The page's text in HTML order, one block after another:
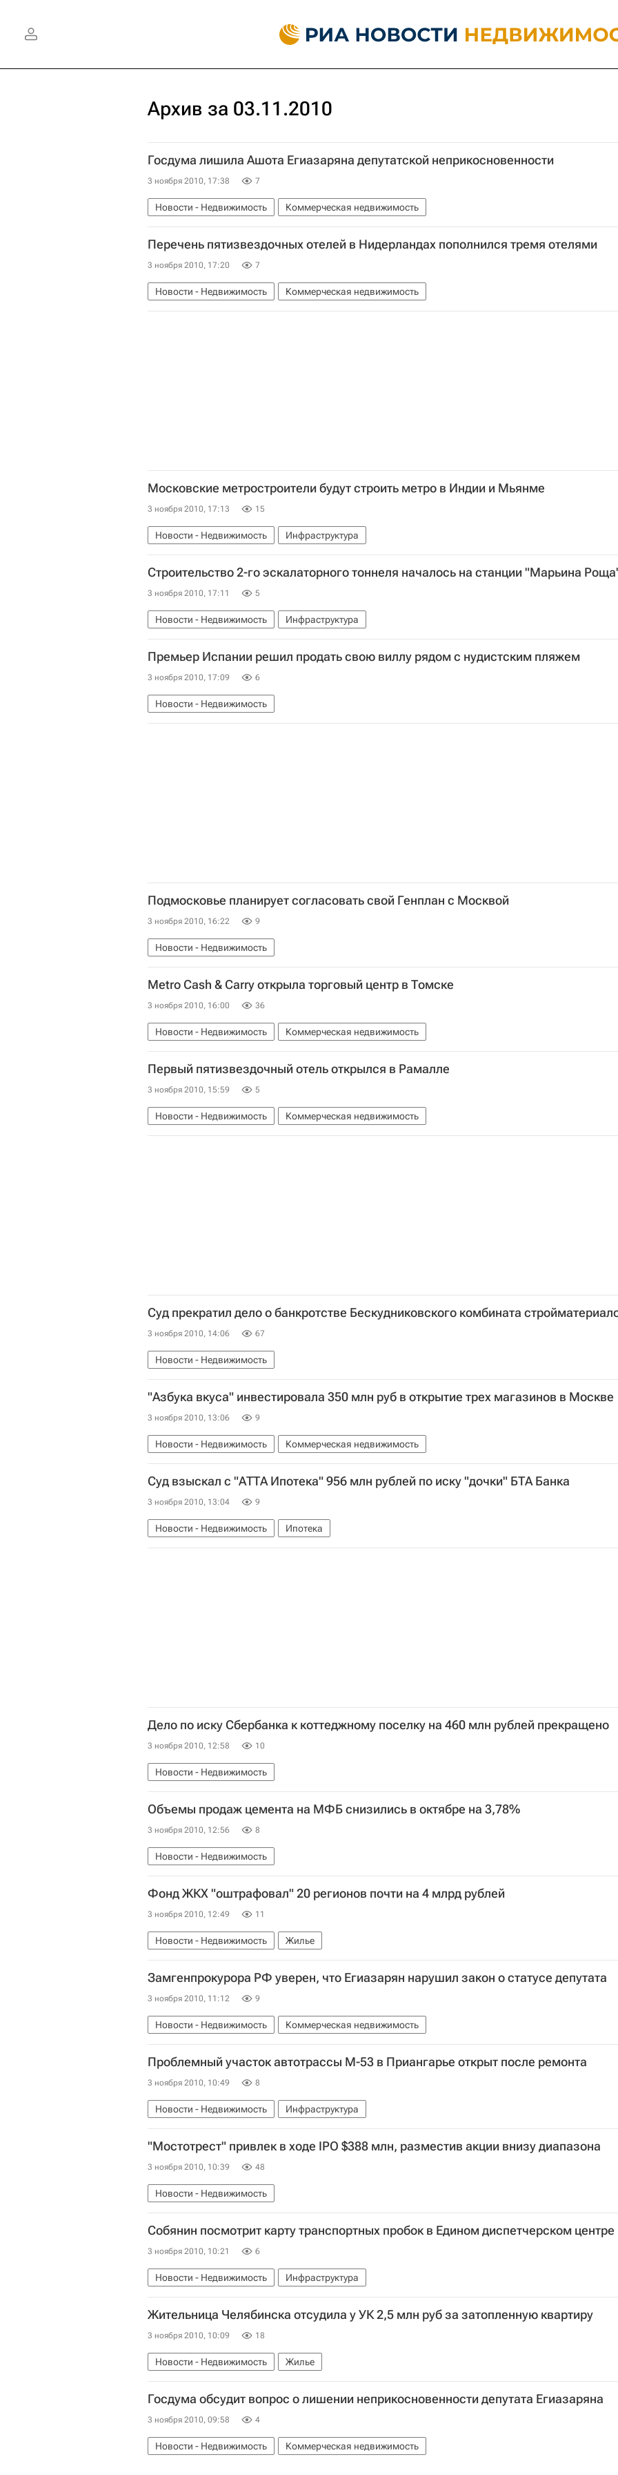
Архив за 03.11.2010
Госдума лишила Ашота Егиазаряна депутатской неприкосновенности
3 ноября 2010, 17:38 7
Новости - Недвижимость Коммерческая недвижимость
Перечень пятизвездочных отелей в Нидерландах пополнился тремя отелями
3 ноября 2010, 17:20 7
Новости - Недвижимость Коммерческая недвижимость
Московские метростроители будут строить метро в Индии и Мьянме
3 ноября 2010, 17:13 15
Новости - Недвижимость Инфраструктура
Строительство 2-го эскалаторного тоннеля началось на станции "Марьина
3 ноября 2010, 17:11 5
Новости - Недвижимость Инфраструктура
Премьер Испании решил продать свою виллу рядом с нудистским пляжем
3 ноября 2010, 17:09 6
Новости - Недвижимость
Подмосковье планирует согласовать свой Генплан с Москвой
3 ноября 2010, 16:22 9
Новости - Недвижимость
Metro Cash & Carry открыла торговый центр в Томске
3 ноября 2010, 16:00 36
Новости - Недвижимость Коммерческая недвижимость
Первый пятизвездочный отель открылся в Рамалле
3 ноября 2010, 15:59 5
Новости - Недвижимость Коммерческая недвижимость
Суд прекратил дело о банкротстве Бескудниковского комбината
3 ноября 2010, 14:06 67
Новости - Недвижимость
"Азбука вкуса" инвестировала 350 млн руб в открытие трех магазинов в Москве
3 ноября 2010, 13:06 9
Новости - Недвижимость Коммерческая недвижимость
Суд взыскал с "АТТА Ипотека" 956 млн рублей по иску "дочки" БТА Банка
3 ноября 2010, 13:04 9
Новости - Недвижимость Ипотека
Дело по иску Сбербанка к коттеджному поселку на 460 млн рублей прекращено
3 ноября 2010, 12:58 10
Новости - Недвижимость
Объемы продаж цемента на МФБ снизились в октябре на 3,78%
3 ноября 2010, 12:56 8
Новости - Недвижимость
Фонд ЖКХ "оштрафовал" 20 регионов почти на 4 млрд рублей
3 ноября 2010, 12:49 11
Новости - Недвижимость Жилье
Замгенпрокурора РФ уверен, что Егиазарян нарушил закон о статусе депутата
3 ноября 2010, 11:12 9
Новости - Недвижимость Коммерческая недвижимость
Проблемный участок автотрассы М-53 в Приангарье открыт после ремонта
3 ноября 2010, 10:49 8
Новости - Недвижимость Инфраструктура
"Мостотрест" привлек в ходе IPO $388 млн, разместив акции внизу диапазона
3 ноября 2010, 10:39 48
Новости - Недвижимость
Собянин посмотрит карту транспортных пробок в Едином диспетчерском центре
3 ноября 2010, 10:21 6
Новости - Недвижимость Инфраструктура
Жительница Челябинска отсудила у УК 2,5 млн руб за затопленную квартиру
3 ноября 2010, 10:09 18
Новости - Недвижимость Жилье
Госдума обсудит вопрос о лишении неприкосновенности депутата Егиазаряна
3 ноября 2010, 09:58 4
Новости - Недвижимость Коммерческая недвижимость